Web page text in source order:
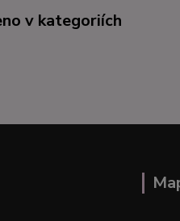
v kategoriích